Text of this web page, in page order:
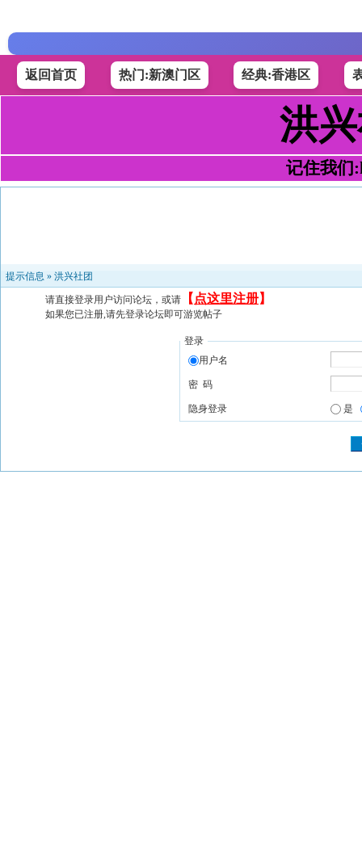
返回首页 热门:新澳门区 经典:香港区
洪
记住我们
提示信息 » 洪兴社团
请直接登录用户访问论坛，或请 【 点这里注册】
如果您已注册,请先登录论坛即可游览帖子
登录
用户名
密 码
隐身登录 是